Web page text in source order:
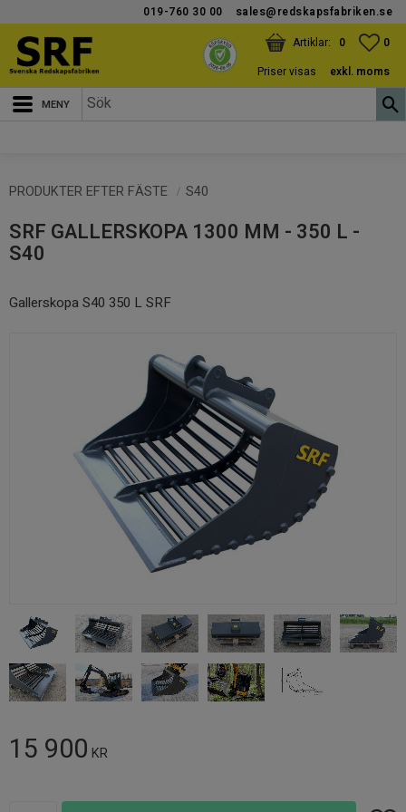
Meny
019-760 30 00 sales@redskapsfabriken.se
0
KUNDVAGN
ANTAL PRODUKTER:
0
Priser visas
exkl. moms
PRODUKTER EFTER FÄSTE S40
SRF GALLERSKOPA 1300 MM - 350 L -
S40
Gallerskopa S40 350 L SRF
15 900 KR